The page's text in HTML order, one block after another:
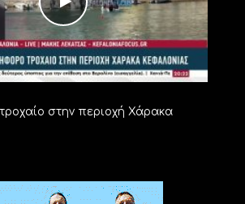
στην περιοχή Χάρακα